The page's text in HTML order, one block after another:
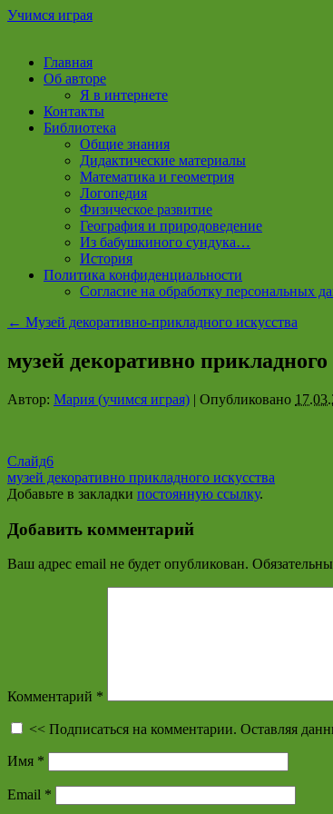
Учимся играя
Перейти
содержимому
Главная
Об авторе
Я в интернете
Контакты
Библиотека
Общие знания
Дидактические материалы
Математика и геометрия
Логопедия
Физическое развитие
География и природоведение
Из бабушкиного сундука…
История
Политика конфиденциальности
Согласие на обработку персональных
← Музей декоративно-прикладного искусства
музей декоративно прикладного
Автор: Мария (учимся играя) | Опубликовано
Слайд6
музей декоративно прикладного искусства
Добавьте в закладки постоянную ссылку.
Добавить комментарий
Ваш адрес email не будет опубликован.
Комментарий *
<< Подписаться на комментарии. Оставляя
Имя *
Email *